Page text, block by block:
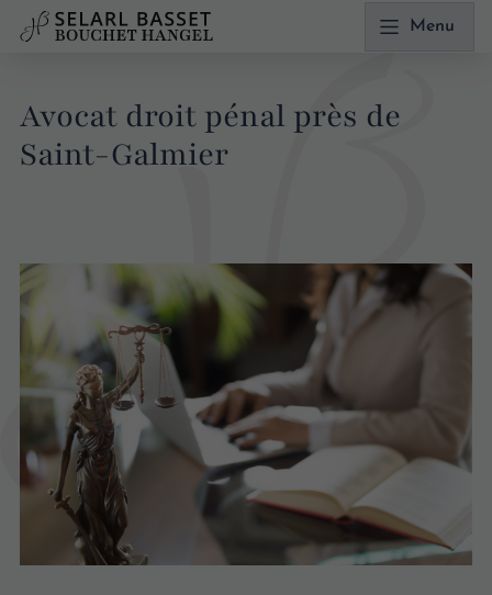
Menu
Avocat droit pénal près de
Saint-Galmier